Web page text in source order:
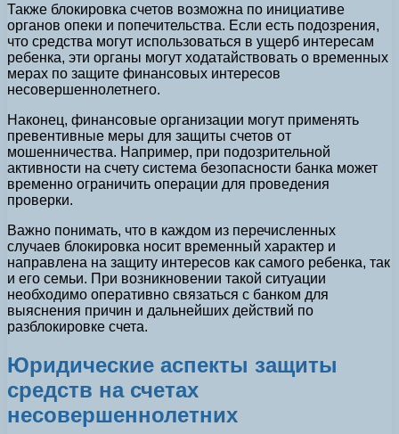
Также блокировка счетов возможна по инициативе
органов опеки и попечительства. Если есть подозрения,
что средства могут использоваться в ущерб интересам
ребенка, эти органы могут ходатайствовать о временных
мерах по защите финансовых интересов
несовершеннолетнего.
Наконец, финансовые организации могут применять
превентивные меры для защиты счетов от
мошенничества. Например, при подозрительной
активности на счету система безопасности банка может
временно ограничить операции для проведения
проверки.
Важно понимать, что в каждом из перечисленных
случаев блокировка носит временный характер и
направлена на защиту интересов как самого ребенка, так
и его семьи. При возникновении такой ситуации
необходимо оперативно связаться с банком для
выяснения причин и дальнейших действий по
разблокировке счета.
Юридические аспекты защиты
средств на счетах
несовершеннолетних